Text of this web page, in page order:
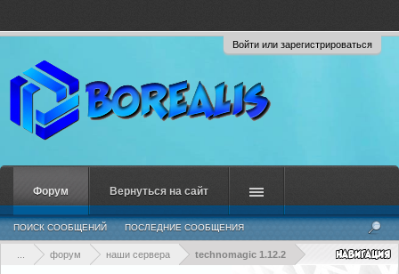
Войти или зарегистрироваться
форум наши сервера technomagic 1.12.2
Форум
ПОИСК СООБЩЕНИЙ ПОСЛЕДНИЕ СООБЩЕНИЯ
Вернуться на сайт